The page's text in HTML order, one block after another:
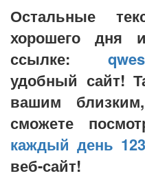
Остальные
хорошего дня
ссылке:
удобный сайт!
вашим
сможете
каждый день
веб-сайт!